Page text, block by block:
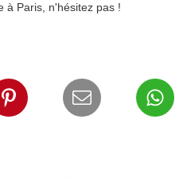
à Paris, n'hésitez pas !